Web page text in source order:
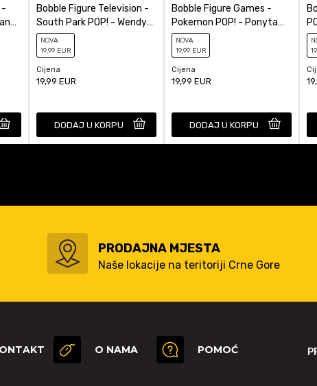
-
Bobble Figure Television -
South Park POP! - Wendy
Testaburger #1762
NOVA
19,99 EUR
Cijena
19,99 EUR
DODAJ U KORPU
Bobble Figure Games -
Pokemon POP! - Ponyta
#644
NOVA
19,99 EUR
Cijena
19,99 EUR
DODAJ U KORPU
19
PRODAJNA MJESTA
Naše lokacije na teritoriji Crne Gore
O NAMA POMOĆ